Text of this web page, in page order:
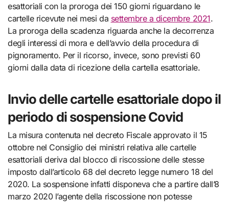
esattoriali con la proroga dei 150 giorni riguardano le
cartelle ricevute nei mesi da settembre a dicembre 2021.
La proroga della scadenza riguarda anche la decorrenza
degli interessi di mora e dell’avvio della procedura di
pignoramento. Per il ricorso, invece, sono previsti 60
giorni dalla data di ricezione della cartella esattoriale.
Invio delle cartelle esattoriale dopo il
periodo di sospensione Covid
La misura contenuta nel decreto Fiscale approvato il 15
ottobre nel Consiglio dei ministri relativa alle cartelle
esattoriali deriva dal blocco di riscossione delle stesse
imposto dall’articolo 68 del decreto legge numero 18 del
2020. La sospensione infatti disponeva che a partire dall’8
marzo 2020 l’agente della riscossione non potesse